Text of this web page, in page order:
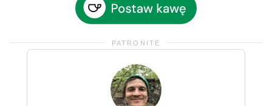
PATRONITE